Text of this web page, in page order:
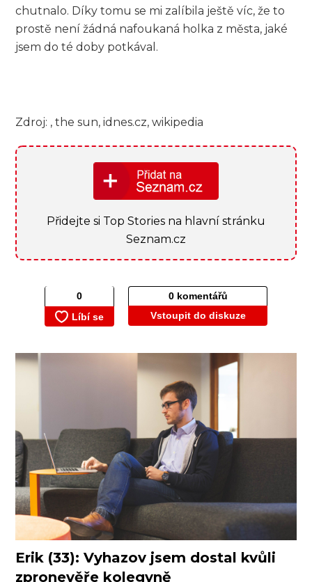
chutnalo. Díky tomu se mi zalíbila ještě víc, že to
prostě není žádná nafoukaná holka z města, jaké
jsem do té doby potkával.
Zdroj: , the sun, idnes.cz, wikipedia
Přidejte si Top Stories na hlavní stránku
Seznam.cz
0 komentářů
Vstoupit do diskuze
Erik (33): Vyhazov jsem dostal kvůli
zpronevěře kolegyně